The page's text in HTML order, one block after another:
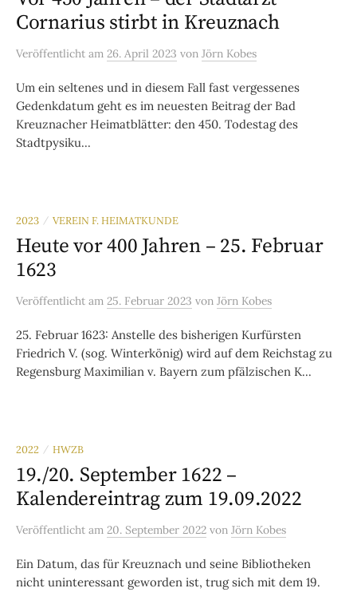
Cornarius stirbt in Kreuznach
Veröffentlicht am 26. April 2023 von Jörn Kobes
Um ein seltenes und in diesem Fall fast vergessenes
Gedenkdatum geht es im neuesten Beitrag der Bad
Kreuznacher Heimatblätter: den 450. Todestag des
Stadtpysiku...
2023 / VEREIN F. HEIMATKUNDE
Heute vor 400 Jahren – 25. Februar
1623
Veröffentlicht am 25. Februar 2023 von Jörn Kobes
25. Februar 1623: Anstelle des bisherigen Kurfürsten
Friedrich V. (sog. Winterkönig) wird auf dem Reichstag zu
Regensburg Maximilian v. Bayern zum pfälzischen K...
2022 / HWZB
19./20. September 1622 –
Kalendereintrag zum 19.09.2022
Veröffentlicht am 20. September 2022 von Jörn Kobes
Ein Datum, das für Kreuznach und seine Bibliotheken
nicht uninteressant geworden ist, trug sich mit dem 19.